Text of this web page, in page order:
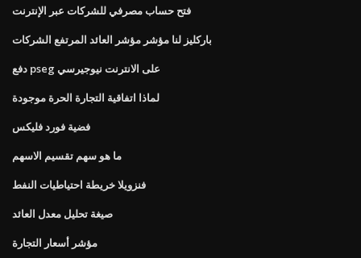
فتح حساب مصرفي للشركات عبر الإنترنت
باركليز لنا مؤشر مؤشر العائد المرتفع الشركات
دفع pseg على الانترنت نيوجيرسي
لماذا اتفاقية التجارة الحرة موجودة
فضية فورد فليكس
ما هو سهم تقسيم الاسهم
فنزويلا خريطة احتياطيات النفط
صيغة تحليل معدل العائد
مؤشر أسعار التجارة